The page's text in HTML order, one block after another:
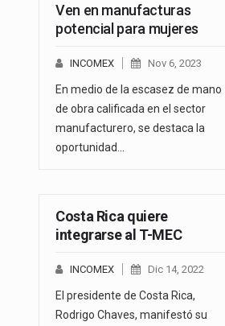
Ven en manufacturas
potencial para mujeres
INCOMEX Nov 6, 2023
En medio de la escasez de mano
de obra calificada en el sector
manufacturero, se destaca la
oportunidad…
Costa Rica quiere
integrarse al T-MEC
INCOMEX Dic 14, 2022
El presidente de Costa Rica,
Rodrigo Chaves, manifestó su